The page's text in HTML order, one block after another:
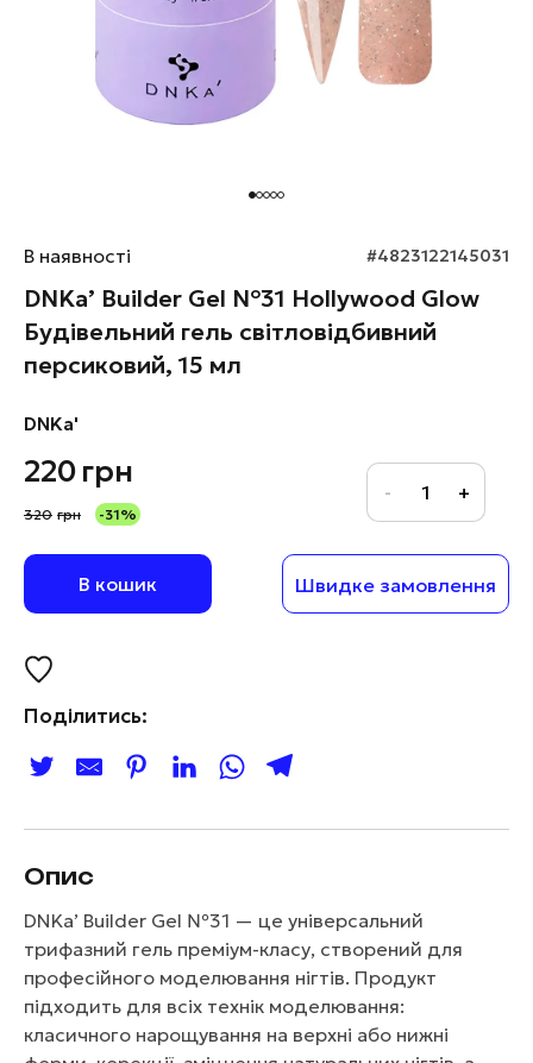
В наявності #4823122145031
DNKa’ Builder Gel №31 Hollywood Glow
Будівельний гель світловідбивний
персиковий, 15 мл
DNKa'
220грн
320 грн -31%
В кошик Швидке замовлення
Поділитись:
Опис
DNKa’ Builder Gel №31 — це універсальний
трифазний гель преміум-класу, створений для
професійного моделювання нігтів. Продукт
підходить для всіх технік моделювання:
класичного нарощування на верхні або нижні